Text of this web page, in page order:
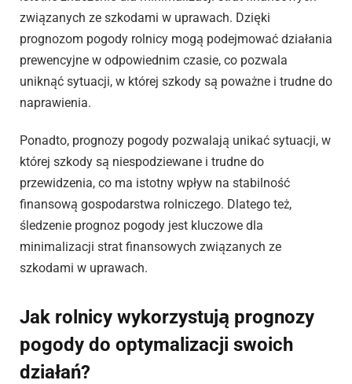
związanych ze szkodami w uprawach. Dzięki
prognozom pogody rolnicy mogą podejmować działania
prewencyjne w odpowiednim czasie, co pozwala
uniknąć sytuacji, w której szkody są poważne i trudne do
naprawienia.
Ponadto, prognozy pogody pozwalają unikać sytuacji, w
której szkody są niespodziewane i trudne do
przewidzenia, co ma istotny wpływ na stabilność
finansową gospodarstwa rolniczego. Dlatego też,
śledzenie prognoz pogody jest kluczowe dla
minimalizacji strat finansowych związanych ze
szkodami w uprawach.
Jak rolnicy wykorzystują prognozy
pogody do optymalizacji swoich
działań?